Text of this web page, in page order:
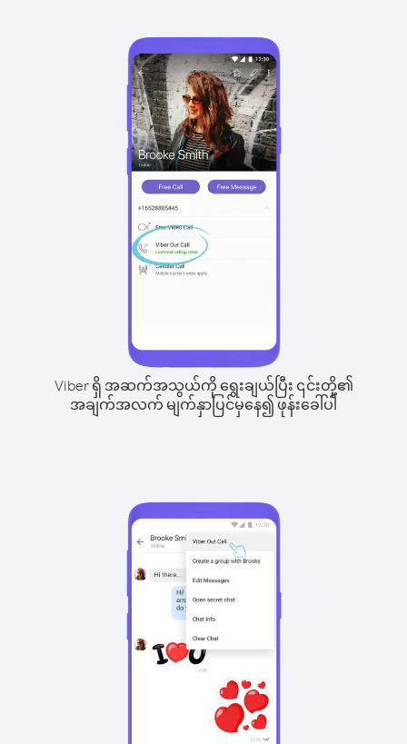
Viber ရှိ အဆက်အသွယ်ကို ရွေးချယ်ပြီး ၎င်းတို့၏
အချက်အလက် မျက်နှာပြင်မှနေ၍ ဖုန်းခေါ်ပါ